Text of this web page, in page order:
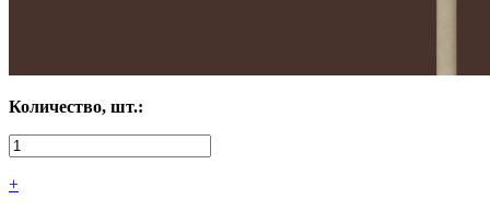
Количество, шт.:
+